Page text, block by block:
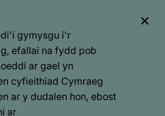
gymysgu i'r
efallai na fydd pob
ar gael yn
cyfieithiad Cymraeg
ar y dudalen hon, ebost
ar